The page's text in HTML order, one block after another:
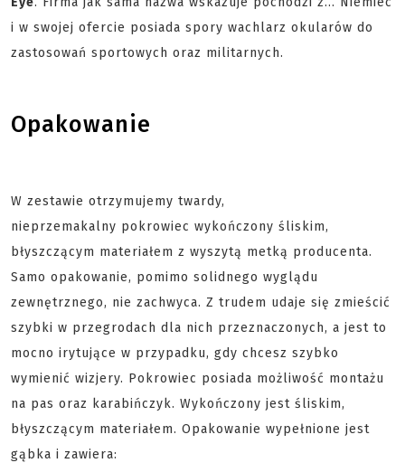
i w swojej ofercie posiada spory wachlarz okularów do
zastosowań sportowych oraz militarnych.
Opakowanie
W zestawie otrzymujemy twardy,
nieprzemakalny pokrowiec wykończony śliskim,
błyszczącym materiałem z wyszytą metką producenta.
Samo opakowanie, pomimo solidnego wyglądu
zewnętrznego, nie zachwyca. Z trudem udaje się zmieścić
szybki w przegrodach dla nich przeznaczonych, a jest to
mocno irytujące w przypadku, gdy chcesz szybko
wymienić wizjery. Pokrowiec posiada możliwość montażu
na pas oraz karabińczyk. Wykończony jest śliskim,
błyszczącym materiałem. Opakowanie wypełnione jest
gąbka i zawiera: